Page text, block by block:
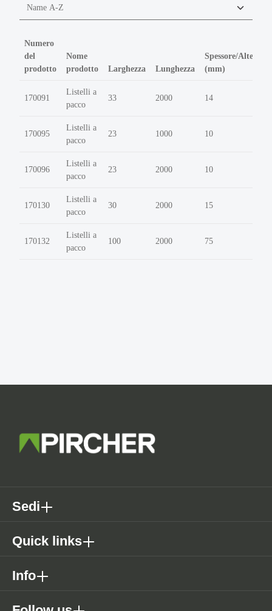
Numero
del
prodotto
Nome
prodotto
Larghezza Lunghezza
Spessore/Altezza
(mm)
170091
Listelli a
pacco
33 2000 14
170095
Listelli a
pacco
23 1000 10
170096
Listelli a
pacco
23 2000 10
170130
Listelli a
pacco
30 2000 15
170132
Listelli a
pacco
100 2000 75
Sedi
Quick links
Info